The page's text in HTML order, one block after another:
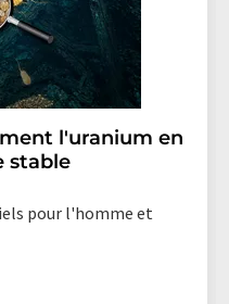
l'uranium en
stable
pour l'homme et